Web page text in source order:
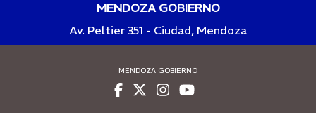
MENDOZA GOBIERNO
Av. Peltier 351 - Ciudad, Mendoza
MENDOZA GOBIERNO